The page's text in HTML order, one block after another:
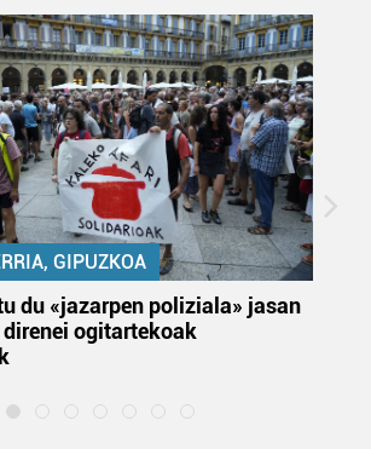
GIPUZKOA
du «jazarpen poliziala» jasan
ogitartekoak